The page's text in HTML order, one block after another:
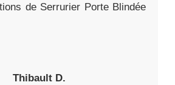
de Serrurier Porte Blindée
Thibault D.